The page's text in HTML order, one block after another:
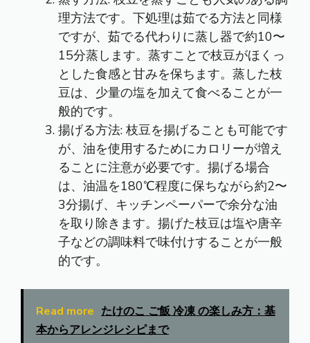
理方法です。下処理は茹でる方法と同様
ですが、茹でる代わりに蒸し器で約10〜
15分蒸します。蒸すことで枝豆がほくっ
とした食感と甘みを保ちます。蒸した枝
豆は、少量の塩を加えて食べることが一
般的です。
揚げる方法: 枝豆を揚げることも可能です
が、油を使用するためにカロリーが増え
ることに注意が必要です。揚げる場合
は、油温を180℃程度に保ちながら約2〜
3分揚げ、キッチンペーパーで余分な油
を取り除きます。揚げた枝豆は塩や唐辛
子などの調味料で味付けすることが一般
的です。
Read more たけのこ ご飯 冷凍 の楽しみ方：基
本からアレンジレシピまで